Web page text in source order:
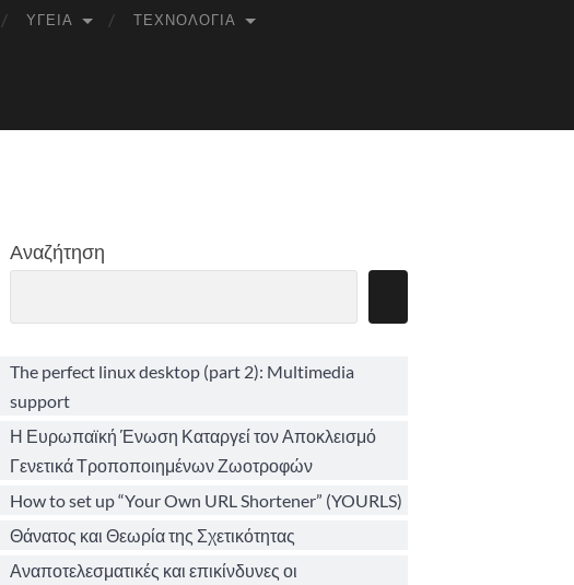
ΥΓΕΊΑ ΤΕΧΝΟΛΟΓΊΑ
Αναζήτηση
The perfect linux desktop (part 2): Multimedia
support
Η Ευρωπαϊκή Ένωση Καταργεί τον Αποκλεισμό
Γενετικά Τροποποιημένων Ζωοτροφών
How to set up “Your Own URL Shortener” (YOURLS)
Θάνατος και Θεωρία της Σχετικότητας
Αναποτελεσματικές και επικίνδυνες οι